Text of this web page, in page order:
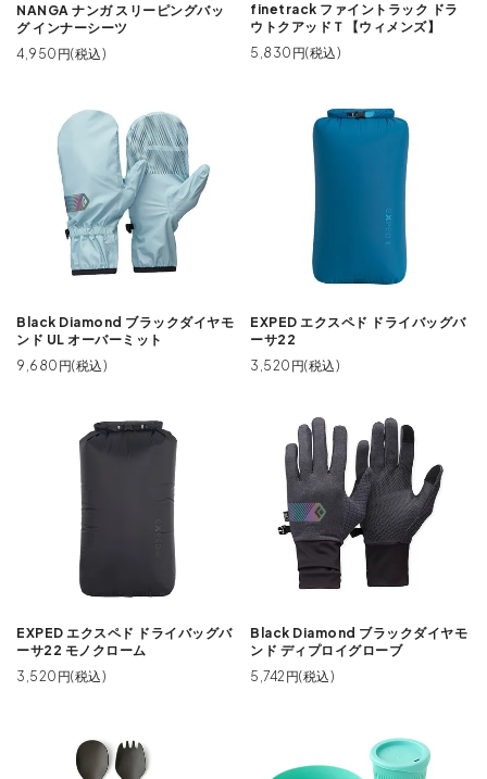
NANGA ナンガ スリーピングバッ
グ インナーシーツ
4,950円(税込)
finetrack ファイントラック ドラ
ウトクアッドＴ【ウィメンズ】
5,830円(税込)
Black Diamond ブラックダイヤモ
ンド UL オーバーミット
9,680円(税込)
EXPED エクスペド ドライバッグバ
ーサ22
3,520円(税込)
EXPED エクスペド ドライバッグバ
ーサ22 モノクローム
3,520円(税込)
Black Diamond ブラックダイヤモ
ンド ディプロイグローブ
5,742円(税込)